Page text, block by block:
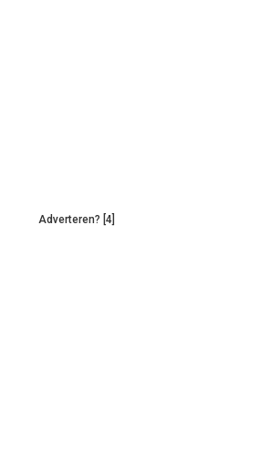
Adverteren? [4]